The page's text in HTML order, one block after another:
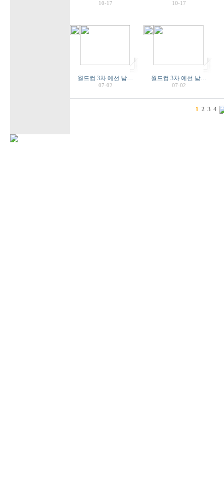
10-17 10-17
월드컵 3차 예선 남…
07-02
월드컵 3차 예선 남…
07-02
1 2 3 4